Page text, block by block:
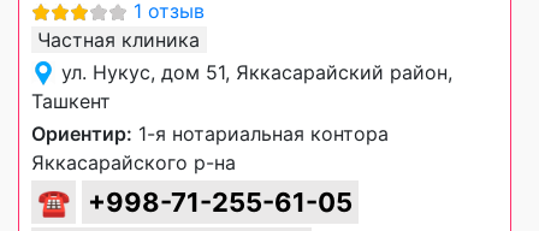
1 отзыв
Частная клиника
ул. Нукус, дом 51, Яккасарайский район,
Ташкент
Ориентир: 1-я нотариальная контора
Яккасарайского р-на
☎
+998-71-255-61-05